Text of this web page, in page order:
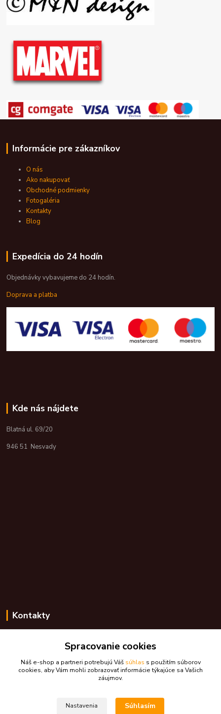
Informácie pre zákazníkov
O nás
Ako nakupovať
Obchodné podmienky
Fotogaléria
Kontakty
Blog
Expedícia do 24 hodín
Objednávky vybavujeme do 24 hodín.
Doprava a platba
Kde nás nájdete
Blatná ul. 69/20
946 51 Nesvady
Kontakty
+421 948 776 224
skdarceky@skdarceky.sk
Spracovanie cookies
Náš e-shop a partneri potrebujú Váš súhlas s použitím súborov
cookies, aby Vám mohli zobrazovať informácie týkajúce sa Vašich
záujmov.
Nastavenia Súhlasím